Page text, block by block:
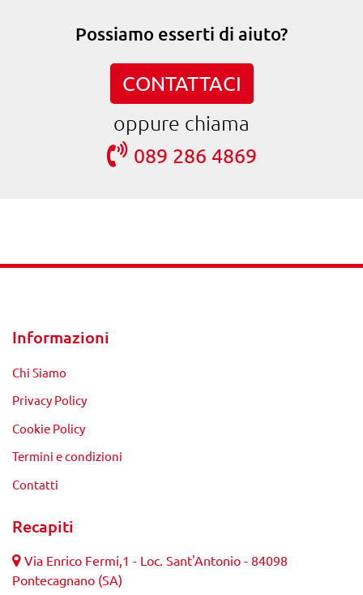
Possiamo esserti di aiuto?
CONTATTACI
oppure chiama
089 286 4869
Informazioni
Chi Siamo
Privacy Policy
Cookie Policy
Termini e condizioni
Contatti
Recapiti
Via Enrico Fermi,1 - Loc. Sant'Antonio - 84098
Pontecagnano (SA)